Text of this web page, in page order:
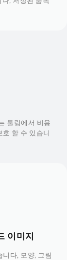
툴링에서 비용
할 수 있습니
이미지
다, 모양, 그림